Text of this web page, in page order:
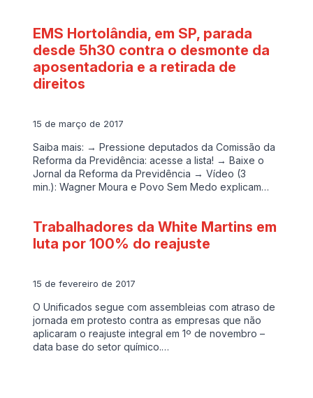
EMS Hortolândia, em SP, parada
desde 5h30 contra o desmonte da
aposentadoria e a retirada de
direitos
15 de março de 2017
Saiba mais: → Pressione deputados da Comissão da
Reforma da Previdência: acesse a lista! → Baixe o
Jornal da Reforma da Previdência → Vídeo (3
min.): Wagner Moura e Povo Sem Medo explicam…
Trabalhadores da White Martins em
luta por 100% do reajuste
15 de fevereiro de 2017
O Unificados segue com assembleias com atraso de
jornada em protesto contra as empresas que não
aplicaram o reajuste integral em 1º de novembro –
data base do setor químico.…